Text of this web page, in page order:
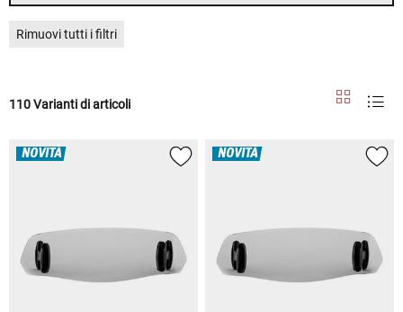
Rimuovi tutti i filtri
110 Varianti di articoli
NOVITÀ NOVITÀ